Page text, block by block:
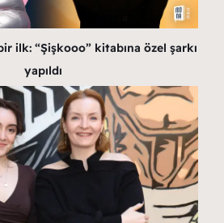
ilk: “Şişkooo” kitabına özel şarkı
yapıldı